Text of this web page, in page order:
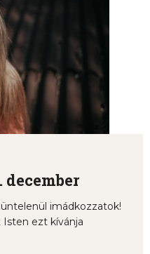
december
imádkozzatok!
ezt kívánja